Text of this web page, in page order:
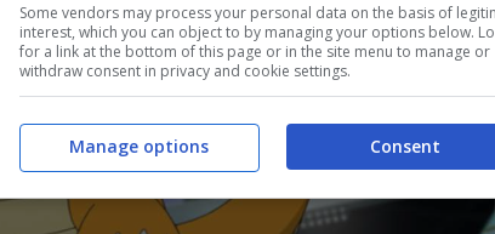
Some vendors may process your personal data on the basis of
interest, which you can object to by managing your options below.
for a link at the bottom of this page or in the site menu to manage or
withdraw consent in privacy and cookie settings.
Consent
Manage options